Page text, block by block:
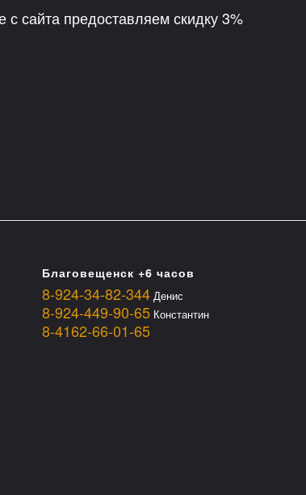
с сайта предоставляем скидку 3%
Благовещенск +6 часов
8-924-34-82-344 Денис
8-924-449-90-65 Константин
8-4162-66-01-65